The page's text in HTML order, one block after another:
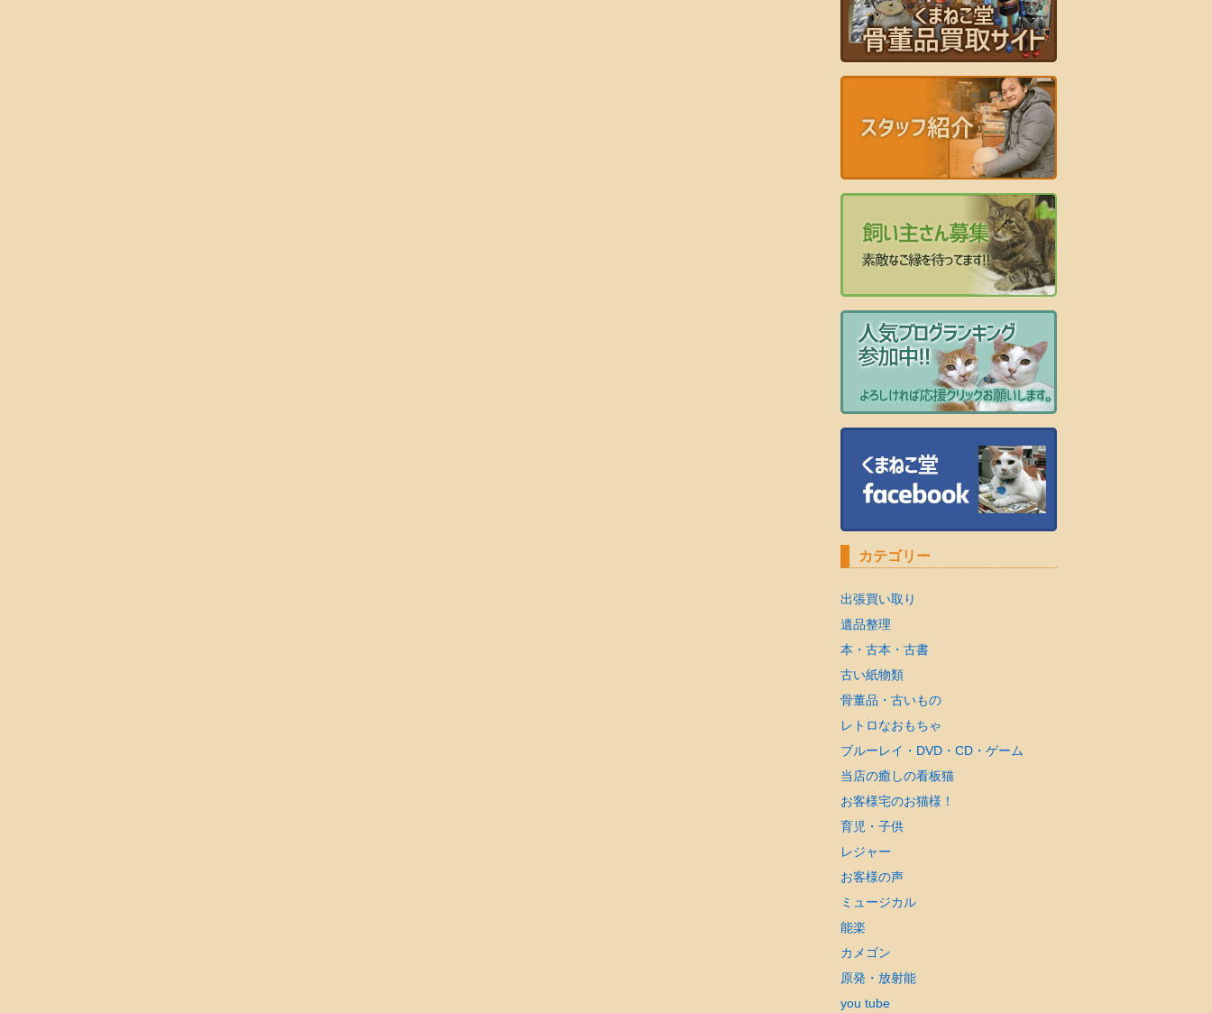
カテゴリー
出張買い取り
遺品整理
本・古本・古書
古い紙物類
骨董品・古いもの
レトロなおもちゃ
ブルーレイ・DVD・CD・ゲーム
当店の癒しの看板猫
お客様宅のお猫様！
育児・子供
レジャー
お客様の声
ミュージカル
能楽
カメゴン
原発・放射能
you tube